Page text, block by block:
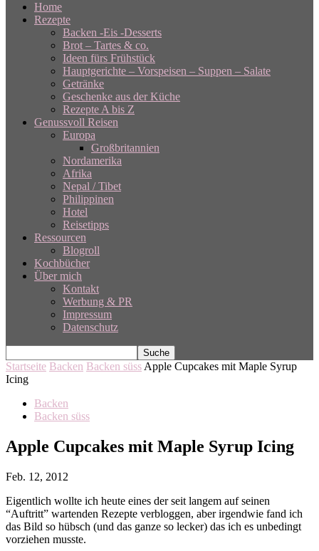
Home
Rezepte
Backen -Eis -Desserts
Brot – Tartes & co.
Ideen fürs Frühstück
Hauptgerichte – Vorspeisen – Suppen – Salate
Getränke
Geschenke aus der Küche
Rezepte A bis Z
Genussvoll Reisen
Europa
Großbritannien
Nordamerika
Afrika
Nepal / Tibet
Philippinen
Hotel
Reisetipps
Ressourcen
Blogroll
Kochbücher
Über mich
Kontakt
Werbung & PR
Impressum
Datenschutz
Startseite Backen Backen süss Apple Cupcakes mit Maple Syrup
Icing
Backen
Backen süss
Apple Cupcakes mit Maple Syrup Icing
Feb. 12, 2012
Eigentlich wollte ich heute eines der seit langem auf seinen
“Auftritt” wartenden Rezepte verbloggen, aber irgendwie fand ich
das Bild so hübsch (und das ganze so lecker) das ich es unbedingt
vorziehen musste.